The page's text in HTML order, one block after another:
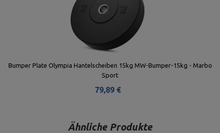
Bumper Plate Olympia Hantelscheiben 15kg MW-Bumper-15kg - Marbo
Sport
79,89 €
Ähnliche Produkte